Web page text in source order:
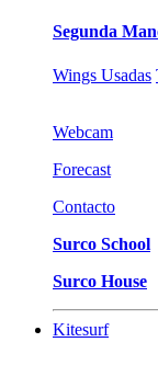
Segunda
Wings Usadas
Webcam
Forecast
Contacto
Surco School
Surco House
Kitesurf